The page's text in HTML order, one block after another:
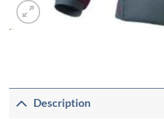
Description